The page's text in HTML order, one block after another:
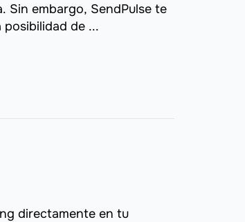
Sin embargo, SendPulse te
de ...
directamente en tu